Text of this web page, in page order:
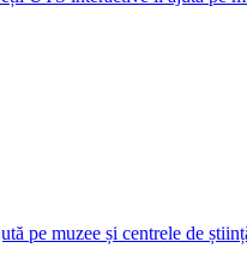
pe muzee și centrele de